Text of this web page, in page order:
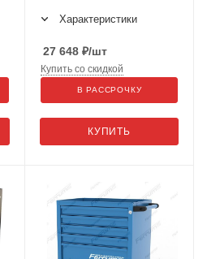
Характеристики
27 648 ₽/шт
КУПИТЬ
Купить со скидкой
В РАССРОЧКУ